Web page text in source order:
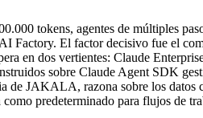
tokens, agentes de múltiples
El factor decisivo fue el
en dos vertientes: Claude
sobre Claude Agent SDK
de JAKALA, razona sobre los
predeterminado para flujos de